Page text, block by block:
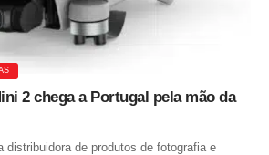
2 chega a Portugal pela mão da
distribuidora de produtos de fotografia e